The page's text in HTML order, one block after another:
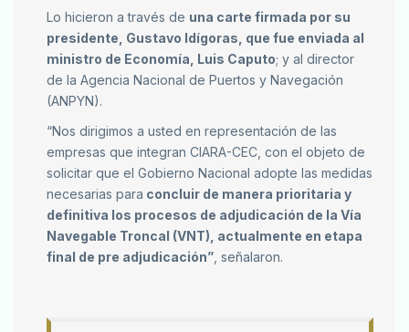
Lo hicieron a través de una carte firmada por su
presidente, Gustavo Idígoras, que fue enviada al
ministro de Economía, Luis Caputo; y al director
de la Agencia Nacional de Puertos y Navegación
(ANPYN).
“Nos dirigimos a usted en representación de las
empresas que integran CIARA-CEC, con el objeto de
solicitar que el Gobierno Nacional adopte las medidas
necesarias para concluir de manera prioritaria y
definitiva los procesos de adjudicación de la Vía
Navegable Troncal (VNT), actualmente en etapa
final de pre adjudicación” , señalaron.